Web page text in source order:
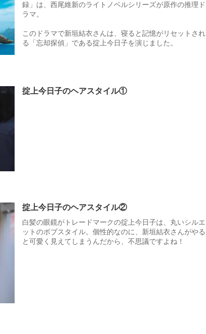
録」は、西尾維新のライトノベルシリーズが原作の推理ド
ラマ。
このドラマで新垣結衣さんは、寝ると記憶がリセットされ
る「忘却探偵」である掟上今日子を演じました。
掟上今日子のヘアスタイル①
掟上今日子のヘアスタイル②
白髪の眼鏡がトレードマークの掟上今日子は、丸いシルエ
ットのボブスタイル。個性的なのに、新垣結衣さんがやる
と可愛く見えてしまうんだから、不思議ですよね！